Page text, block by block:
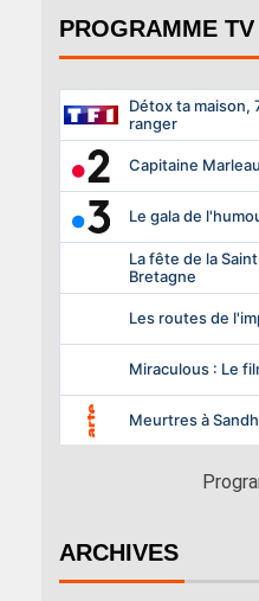
PROGRAMME TV
ARCHIVES